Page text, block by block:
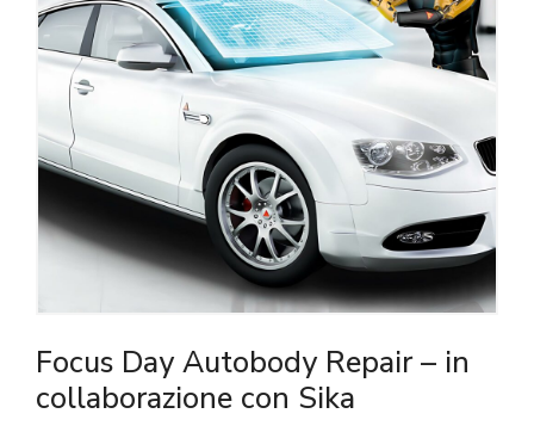
Focus Day Autobody Repair – in
collaborazione con Sika